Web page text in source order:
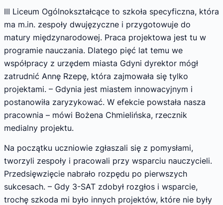
III Liceum Ogólnokształcące to szkoła specyficzna, która
ma m.in. zespoły dwujęzyczne i przygotowuje do
matury międzynarodowej. Praca projektowa jest tu w
programie nauczania. Dlatego pięć lat temu we
współpracy z urzędem miasta Gdyni dyrektor mógł
zatrudnić Annę Rzepę, która zajmowała się tylko
projektami. – Gdynia jest miastem innowacyjnym i
postanowiła zaryzykować. W efekcie powstała nasza
pracownia – mówi Bożena Chmielińska, rzecznik
medialny projektu.
Na początku uczniowie zgłaszali się z pomysłami,
tworzyli zespoły i pracowali przy wsparciu nauczycieli.
Przedsięwzięcie nabrało rozpędu po pierwszych
sukcesach. – Gdy 3-SAT zdobył rozgłos i wsparcie,
trochę szkoda mi było innych projektów, które nie były